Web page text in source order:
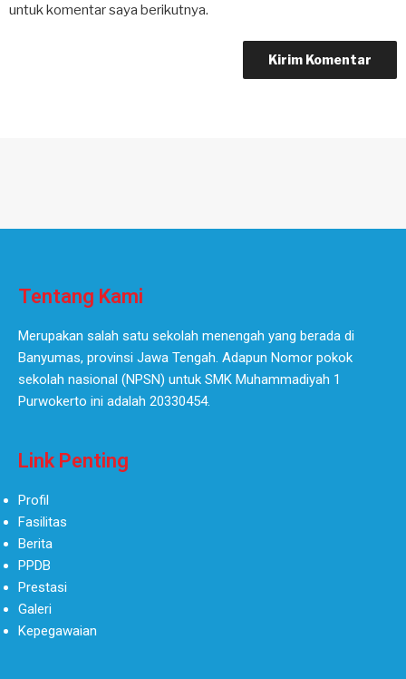
untuk komentar saya berikutnya.
Tentang Kami
Merupakan salah satu sekolah menengah yang berada di
Banyumas, provinsi Jawa Tengah. Adapun Nomor pokok
sekolah nasional (NPSN) untuk SMK Muhammadiyah 1
Purwokerto ini adalah 20330454.
Link Penting
Profil
Fasilitas
Berita
PPDB
Prestasi
Galeri
Kepegawaian